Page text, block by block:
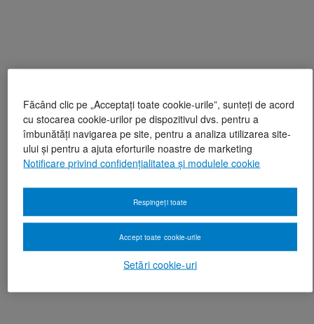
Făcând clic pe „Acceptați toate cookie-urile”, sunteți de acord
cu stocarea cookie-urilor pe dispozitivul dvs. pentru a
îmbunătăți navigarea pe site, pentru a analiza utilizarea site-
ului și pentru a ajuta eforturile noastre de marketing
Notificare privind confidențialitatea și modulele cookie
Setări cookie-uri
Respingeți toate
Accept toate cookie-urile